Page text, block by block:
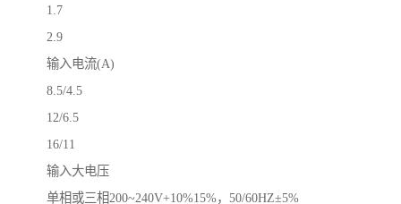
1.7
2.9
输入电流(A)
8.5/4.5
12/6.5
16/11
输入大电压
单相或三相200~240V+10%15%，50/60HZ±5%